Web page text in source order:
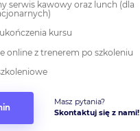
serwis kawowy oraz lunch (dla
kursu
online z trenerem po szkoleniu
Masz pytania?
Skontaktuj się z nami!